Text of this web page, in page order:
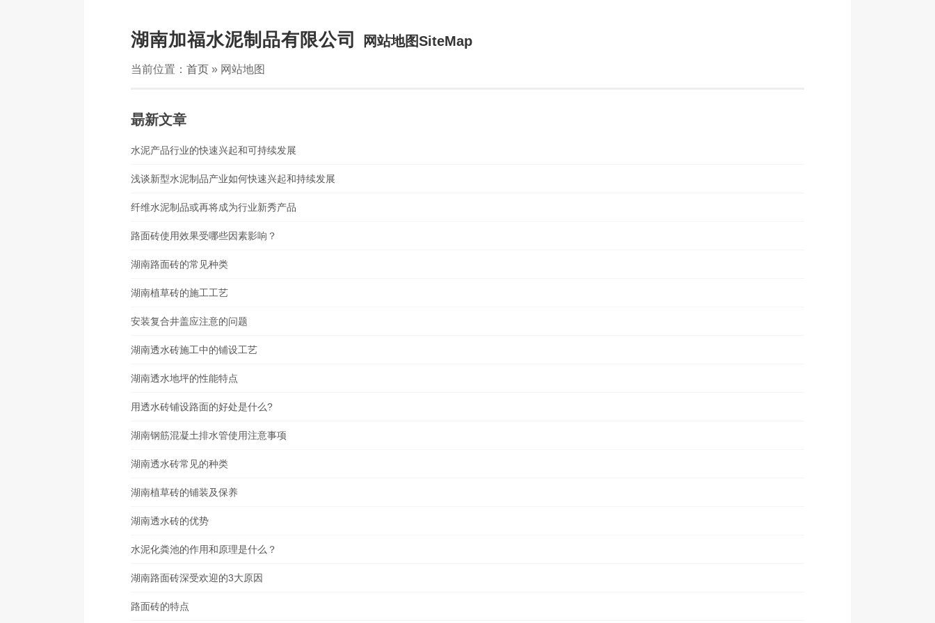
湖南加福水泥制品有限公司 网站地图SiteMap
当前位置：首页 » 网站地图
朂新文章
水泥产品行业的快速兴起和可持续发展
浅谈新型水泥制品产业如何快速兴起和持续发展
纤维水泥制品或再将成为行业新秀产品
路面砖使用效果受哪些因素影响？
湖南路面砖的常见种类
湖南植草砖的施工工艺
安装复合井盖应注意的问题
湖南透水砖施工中的铺设工艺
湖南透水地坪的性能特点
用透水砖铺设路面的好处是什么?
湖南钢筋混凝土排水管使用注意事项
湖南透水砖常见的种类
湖南植草砖的铺装及保养
湖南透水砖的优势
水泥化粪池的作用和原理是什么？
湖南路面砖深受欢迎的3大原因
路面砖的特点